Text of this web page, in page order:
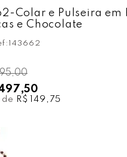
Colar e Pulseira
e Chocolate
143662
de R$ 149,75